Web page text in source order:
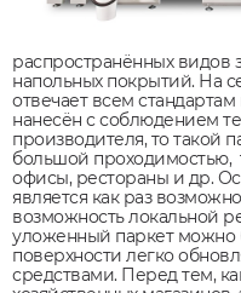
распространённых видов
напольных покрытий. На
отвечает всем
нанесён с соблюдением
производителя, то такой
большой проходимостью,
офисы, рестораны и др.
является как раз
возможность локальной
уложенный паркет
поверхности легко
средствами. Перед тем,